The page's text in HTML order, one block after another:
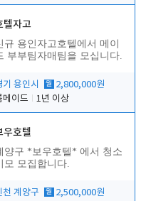
텔자고
규 용인자고호텔에서 메이
부부팀자매팀을 모십니다.
기 용인시 월 2,800,000원
메이드
1년 이상
우호텔
양구 *보우호텔* 에서 청소
모 모집합니다.
천 계양구 월 2,500,000원